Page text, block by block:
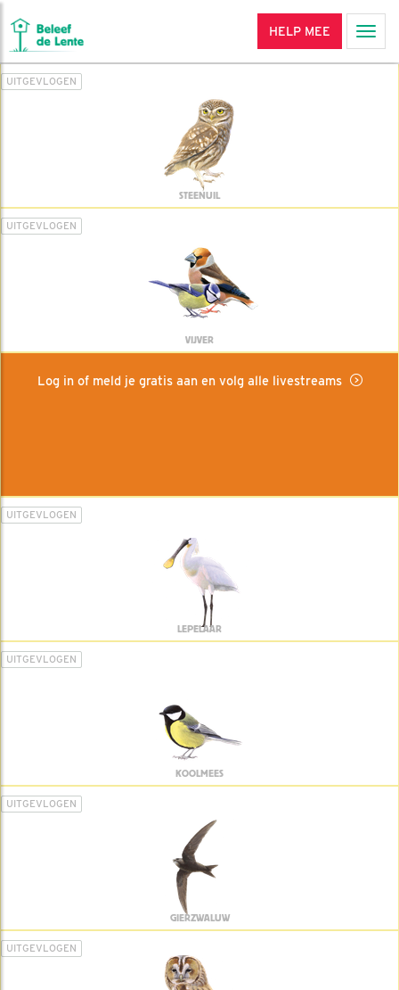
HELP MEE
UITGEVLOGEN
STEENUIL
UITGEVLOGEN
VIJVER
Log in of meld je gratis aan en volg alle livestreams
UITGEVLOGEN
LEPELAAR
UITGEVLOGEN
KOOLMEES
UITGEVLOGEN
GIERZWALUW
UITGEVLOGEN